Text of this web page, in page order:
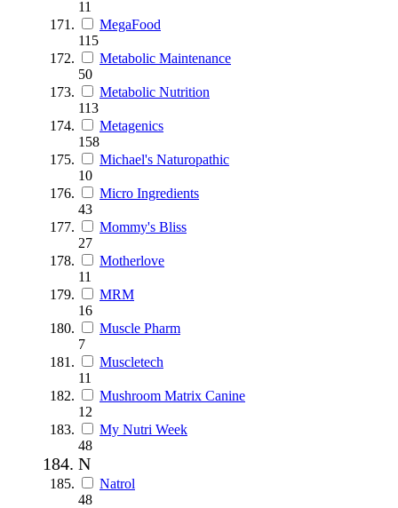
11
MegaFood
115
Metabolic Maintenance
50
Metabolic Nutrition
113
Metagenics
158
Michael's Naturopathic
10
Micro Ingredients
43
Mommy's Bliss
27
Motherlove
11
MRM
16
Muscle Pharm
7
Muscletech
11
Mushroom Matrix Canine
12
My Nutri Week
48
N
Natrol
48